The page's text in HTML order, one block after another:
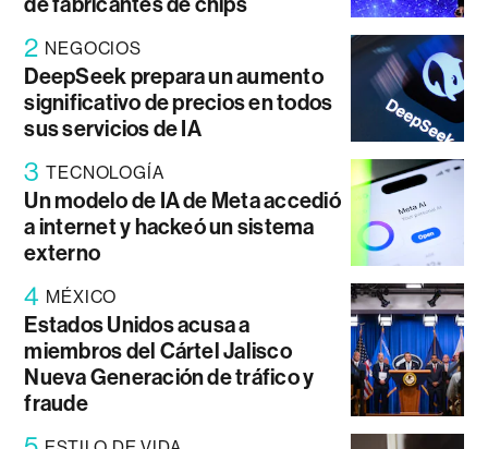
2 NEGOCIOS
DeepSeek prepara un aumento
significativo de precios en todos
sus servicios de IA
3 TECNOLOGÍA
Un modelo de IA de Meta accedió
a internet y hackeó un sistema
externo
4 MÉXICO
Estados Unidos acusa a
miembros del Cártel Jalisco
Nueva Generación de tráfico y
fraude